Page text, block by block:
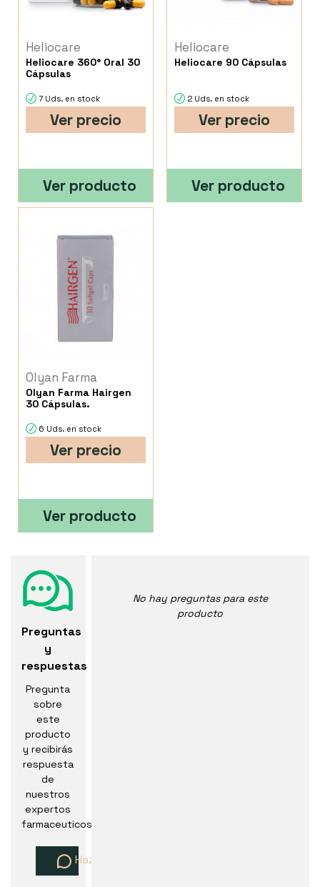
Heliocare
Heliocare 360° Oral 30
Cápsulas
7 Uds. en stock
Ver precio
Ver producto
Heliocare
Heliocare 90 Cápsulas
2 Uds. en stock
Ver precio
Ver producto
Olyan Farma
Olyan Farma Hairgen
30 Cápsulas.
6 Uds. en stock
Ver precio
Ver producto
Preguntas
y
respuestas
Pregunta
sobre
este
producto
y recibirás
respuesta
de
nuestros
expertos
farmaceuticos
Haz una pregunta
No hay preguntas para este
producto